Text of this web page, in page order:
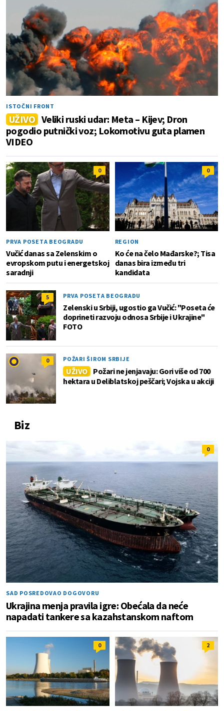
ISTOČNI FRONT
UŽIVO Veliki ruski udar: Meta – Kijev; Dron
pogodio putnički voz; Lokomotivu guta plamen
VIDEO
0
PRVA POSETA BEOGRADU
Vučić danas sa Zelenskim o
evropskom putu i energetskoj
saradnji
0
REGION
Ko će na čelo Mađarske?; Tisa
danas bira između tri
kandidata
5 PRVA POSETA BEOGRADU
Zelenski u Srbiji, ugostio ga Vučić: "Poseta će
doprineti razvoju odnosa Srbije i Ukrajine"
FOTO
0 POŽARI ŠIROM SRBIJE
UŽIVO
Požari ne jenjavaju: Gori više od 700
hektara u Deliblatskoj peščari; Vojska u akciji
Biz
0
SAD POSREDOVAO DOGOVORU
Ukrajina menja pravila igre: Obećala da neće
napadati tankere sa kazahstanskom naftom
0 2